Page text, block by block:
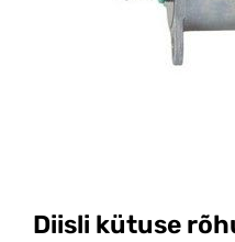
Diisli kütuse